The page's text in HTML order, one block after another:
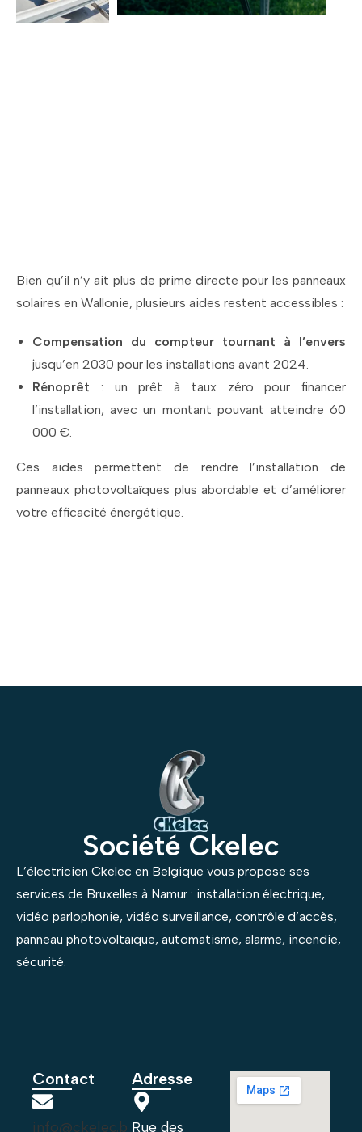
Bien qu’il n’y ait plus de prime directe pour les panneaux
solaires en Wallonie, plusieurs aides restent accessibles :
Compensation du compteur tournant à l’envers
jusqu’en 2030 pour les installations avant 2024.
Rénoprêt : un prêt à taux zéro pour financer
l’installation, avec un montant pouvant atteindre 60
000 €.
Ces aides permettent de rendre l’installation de
panneaux photovoltaïques plus abordable et d’améliorer
votre efficacité énergétique.
Société Ckelec
L’électricien Ckelec en Belgique vous propose ses
services de Bruxelles à Namur : installation électrique,
vidéo parlophonie, vidéo surveillance, contrôle d’accès,
panneau photovoltaïque, automatisme, alarme, incendie,
sécurité.
Contact
info@ckelec.b
Adresse
Rue des